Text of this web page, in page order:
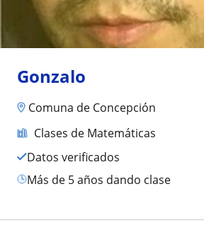
Gonzalo
Comuna de Concepción
Clases de Matemáticas
Datos verificados
más de 5 años dando clase